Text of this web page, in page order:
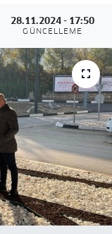
28.11.2024 - 17:50
GÜNCELLEME